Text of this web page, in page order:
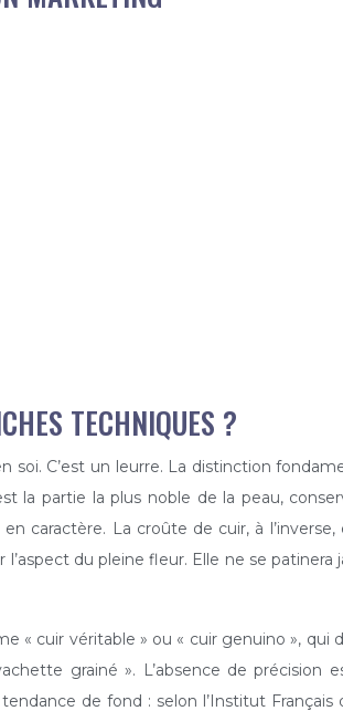
TECHNIQUES ?
C’est un leurre. La distinction
la partie la plus noble de la peau,
caractère. La croûte de cuir, à
du pleine fleur. Elle ne se patinera
cuir véritable » ou « cuir genuino », qui
grainé ». L’absence de précision
de fond : selon l’Institut Français